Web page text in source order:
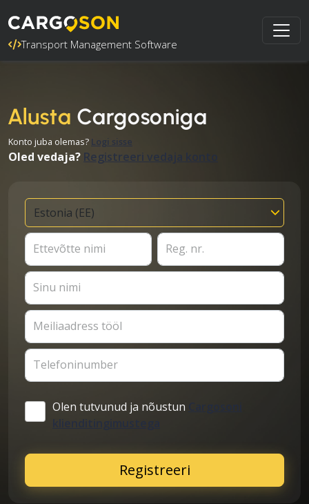
Transport Management Software
Alusta Cargosoniga
Konto juba olemas? Logi sisse
Oled vedaja? Registreeri vedaja konto
Ettevõtte nimi Reg. nr.
Sinu nimi
Meiliaadress tööl
Telefoninumber
Olen tutvunud ja nõustun
Registreeri